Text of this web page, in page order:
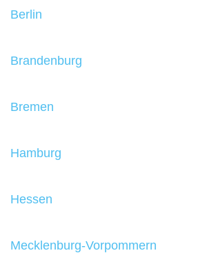
Berlin
Brandenburg
Bremen
Hamburg
Hessen
Mecklenburg-Vorpommern